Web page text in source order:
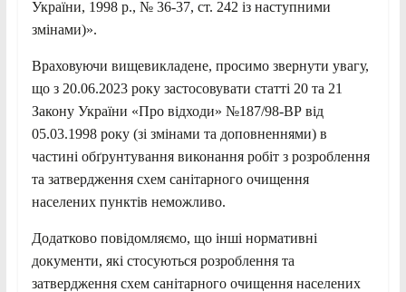
України, 1998 р., № 36-37, ст. 242 із наступними
змінами)».
Враховуючи вищевикладене, просимо звернути увагу,
що з 20.06.2023 року застосовувати статті 20 та 21
Закону України «Про відходи» №187/98-ВР від
05.03.1998 року (зі змінами та доповненнями) в
частині обґрунтування виконання робіт з розроблення
та затвердження схем санітарного очищення
населених пунктів неможливо.
Додатково повідомляємо, що інші нормативні
документи, які стосуються розроблення та
затвердження схем санітарного очищення населених